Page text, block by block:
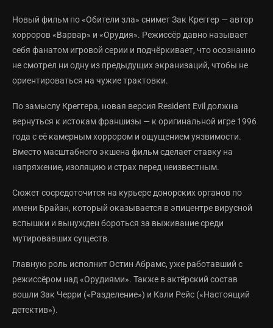
Новый фильм по «Обители зла» снимет Зак Креггер — автор
хорроров «Варвар» и «Орудия». Режиссёр давно называет
себя фанатом игровой серии и подчёркивает, что осознанно
не смотрел ни одну из предыдущих экранизаций, чтобы не
ориентироваться на чужие трактовки.
По замыслу Креггера, новая версия Resident Evil должна
вернуться к истокам франшизы — к оригинальной игре 1996
года с её камерным хоррором и ощущением уязвимости.
Вместо масштабного экшена фильм сделает ставку на
напряжение, изоляцию и страх перед неизвестным.
Сюжет сосредоточится на курьере донорских органов по
имени Брайан, который оказывается в эпицентре вирусной
вспышки и вынужден бороться за выживание среди
мутировавших существ.
Главную роль исполнит Остин Абрамс, уже работавший с
режиссёром над «Орудиями». Также в актёрский состав
вошли Зак Черри («Разделение») и Кали Рейс («Настоящий
детектив»).